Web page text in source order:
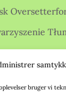
bruger vi
Translators